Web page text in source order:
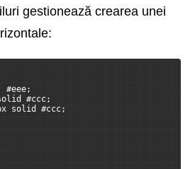
gestionează crearea unei
#eee;
#ccc;
solid #ccc;